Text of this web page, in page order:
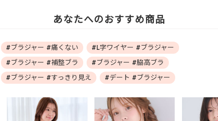
あなたへのおすすめ商品
#ブラジャー #痛くない
#L字ワイヤー #ブラジャー
#ブラジャー #補整ブラ
#ブラジャー #脇高ブラ
#ブラジャー #すっきり見え
#デート #ブラジャー